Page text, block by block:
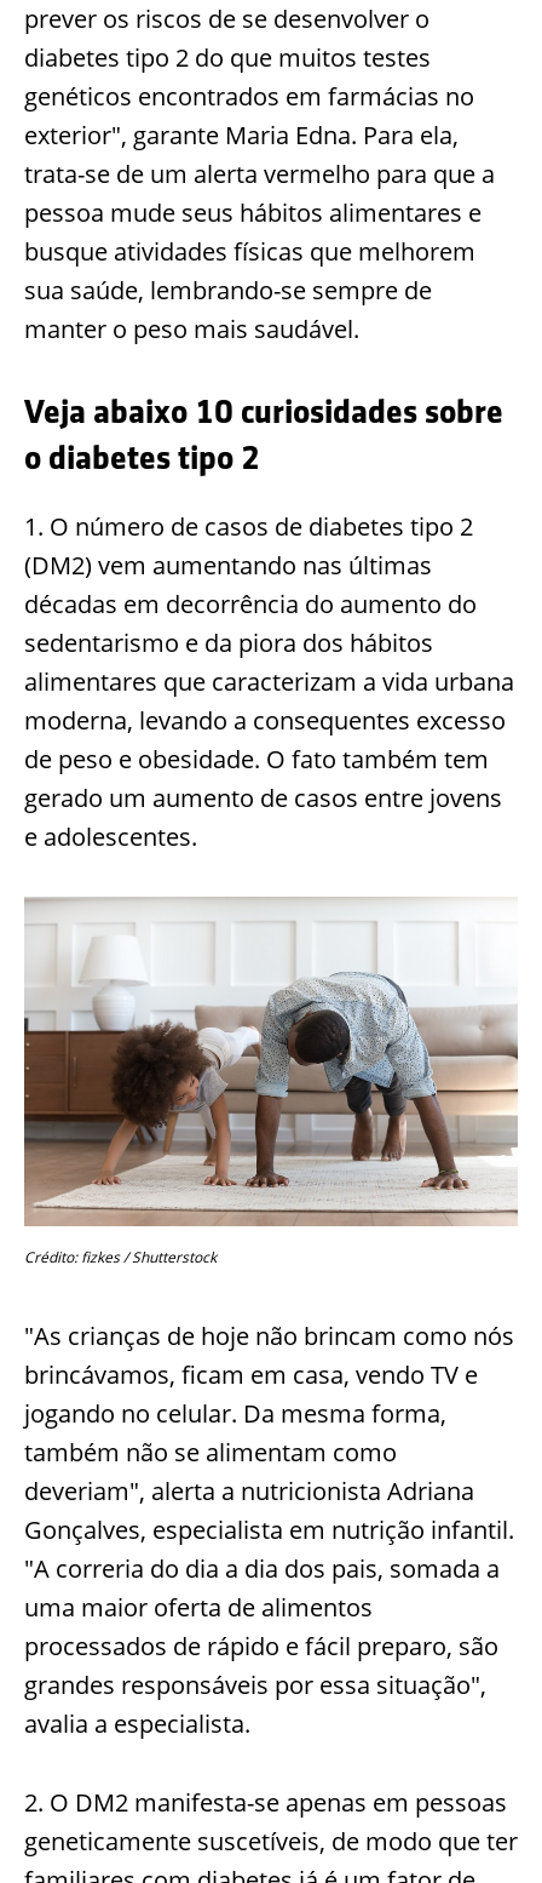
prever os riscos de se desenvolver o
diabetes tipo 2 do que muitos testes
genéticos encontrados em farmácias no
exterior", garante Maria Edna. Para ela,
trata-se de um alerta vermelho para que a
pessoa mude seus hábitos alimentares e
busque atividades físicas que melhorem
sua saúde, lembrando-se sempre de
manter o peso mais saudável.
Veja abaixo 10 curiosidades sobre
o diabetes tipo 2
1. O número de casos de diabetes tipo 2
(DM2) vem aumentando nas últimas
décadas em decorrência do aumento do
sedentarismo e da piora dos hábitos
alimentares que caracterizam a vida urbana
moderna, levando a consequentes excesso
de peso e obesidade. O fato também tem
gerado um aumento de casos entre jovens
e adolescentes.
Crédito: fizkes / Shutterstock
"As crianças de hoje não brincam como nós
brincávamos, ficam em casa, vendo TV e
jogando no celular. Da mesma forma,
também não se alimentam como
deveriam", alerta a nutricionista Adriana
Gonçalves, especialista em nutrição infantil.
"A correria do dia a dia dos pais, somada a
uma maior oferta de alimentos
processados de rápido e fácil preparo, são
grandes responsáveis por essa situação",
avalia a especialista.
2. O DM2 manifesta-se apenas em pessoas
geneticamente suscetíveis, de modo que ter